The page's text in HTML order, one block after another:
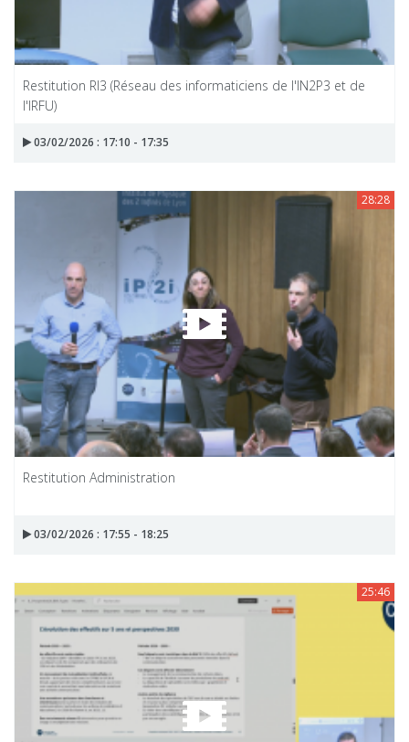
Restitution RI3 (Réseau des informaticiens de l'IN2P3 et de
l'IRFU)
03/02/2026 : 17:10 - 17:35
28:28
Restitution Administration
03/02/2026 : 17:55 - 18:25
25:46